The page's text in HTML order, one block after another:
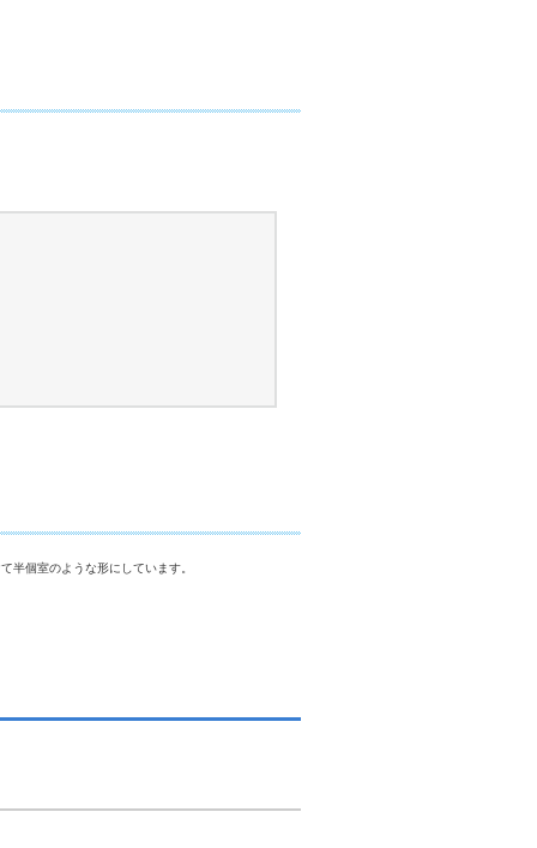
半個室のような形にしています。